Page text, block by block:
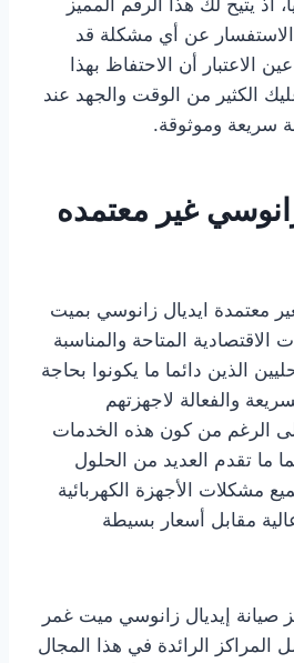
يوميا، اذ يتيح لك هذا الرقم المميز
عن أي مشكلة قد
الاعتبار أن الاحتفاظ بهذا
الكثير من الوقت والجهد عند
سريعة وموثوقة.
غير معتمده
معتمدة ايديال زانوسي بميت
المتاحة والمناسبة
الذين دائما ما يكونوا بحاجة
والفعالة لاجهزتهم
على الرغم من كون هذه الخدمات
ما تقدم العديد من الحلول
مشكلات الأجهزة الكهربائية
مقابل أسعار بسيطة
صيانة إيديال زانوسي ميت غمر
المراكز الرائدة في هذا المجال